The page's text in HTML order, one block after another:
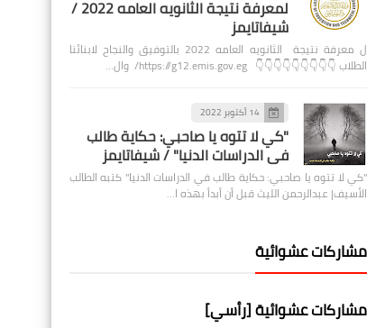
لمعرفة نتيجة الثانويه العامه 2022 /
شيفاتايمز
ل معرفة نتيجة الثانويه العامه 2022 بالتوفيق والنجاح لابنائنا
الطلاب 👇👇👇👇👇👇👇👇👇 https://g12.emis.gov.eg/ وال…
14 أكتوبر 2022
"كي لا تتوه يا صاحبي: حكاية طالب
في الدراسات الدنيا" / شيفاتايمز
"كي لا تتوه يا صاحبي: حكاية طالب في الدراسات الدنيا" كتبه الطالب
الأسيف| عبدالرحمن الليث قبل أن أبدأ بهذه ا…
مشاركات عشوائية
مشاركات عشوائية [رأسي]